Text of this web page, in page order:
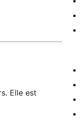
Elle est